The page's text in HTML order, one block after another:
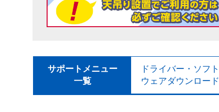
サポートメニュー
一覧
ドライバー・ソフト
ウェアダウンロード